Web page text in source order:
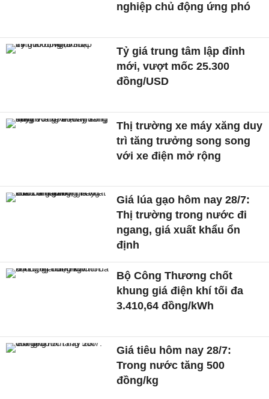
nghiệp chủ động ứng phó
Tỷ giá trung tâm lập đỉnh
mới, vượt mốc 25.300
đồng/USD
Thị trường xe máy xăng duy
trì tăng trưởng song song
với xe điện mở rộng
Giá lúa gạo hôm nay 28/7:
Thị trường trong nước đi
ngang, giá xuất khẩu ổn
định
Bộ Công Thương chốt
khung giá điện khí tối đa
3.410,64 đồng/kWh
Giá tiêu hôm nay 28/7:
Trong nước tăng 500
đồng/kg